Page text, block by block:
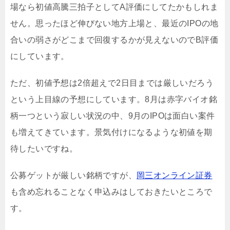
場なら初値高騰三拍子としてA評価にしてたかもしれま
せん。思ったほど伸びない地方上場と、最近のIPOの地
合いの弱さがどこまで回復するかが見えないのでB評価
にしています。
ただ、初値予想は2倍超えで2日目までは厳しいだろう
という上目線の予想にしています。8月は赤字バイオ銘
柄一つという寂しい状況の中、9月のIPOは面白い案件
も増えてきています。景気付けになるような初値を期
待したいですね。
公募ゲットが厳しい銘柄ですが、
岡三オンライン証券
も含め忘れることなく申込みはしておきたいところで
す。